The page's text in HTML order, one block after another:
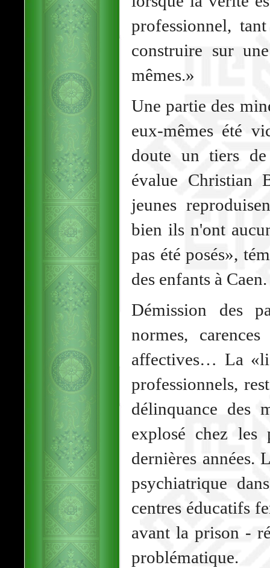
professionnel,
construire sur
mêmes.»
Une partie des
eux-mêmes été
doute un tiers
évalue Christian
jeunes
bien ils n'ont
pas été posés»,
des enfants à Caen.
Démission des
normes,
affectives… La
professionnels,
délinquance des
explosé chez les
dernières années.
psychiatrique
centres éducatifs
avant la prison -
problématique.